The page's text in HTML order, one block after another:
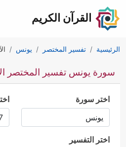
القرآن الكريم
الرئيسية تفسير المختصر يونس
سورة يونس تفسير المختصر
اختر سورة
اختر التفسير